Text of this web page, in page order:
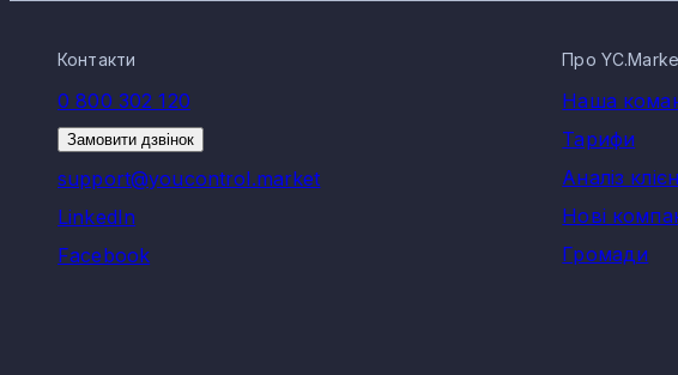
Контакти
0 800 302 120
Замовити дзвінок
support@youcontrol.market
LinkedIn
Facebook
Про
Наша
Тарифи
Аналіз
Нові
Громади